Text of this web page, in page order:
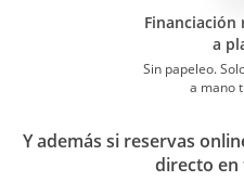
Financiación
a
Sin papeleo.
a mano
Y además si reservas
directo en